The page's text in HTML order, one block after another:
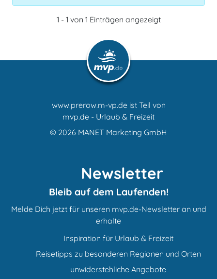
1 - 1 von 1 Einträgen angezeigt
www.prerow.m-vp.de ist Teil von
mvp.de - Urlaub & Freizeit
© 2026 MANET Marketing GmbH
Newsletter
Bleib auf dem Laufenden!
Melde Dich jetzt für unseren mvp.de-Newsletter an und
erhalte
Inspiration für Urlaub & Freizeit
Reisetipps zu besonderen Regionen und Orten
unwiderstehliche Angebote